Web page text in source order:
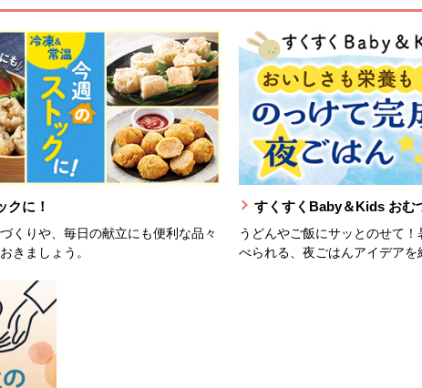
クに！
くりや、毎日の献立にも便利な品々
きましょう。
すくすくBaby＆Kids おむ
うどんやご飯にサッとのせて
べられる、夜ごはんアイデアを